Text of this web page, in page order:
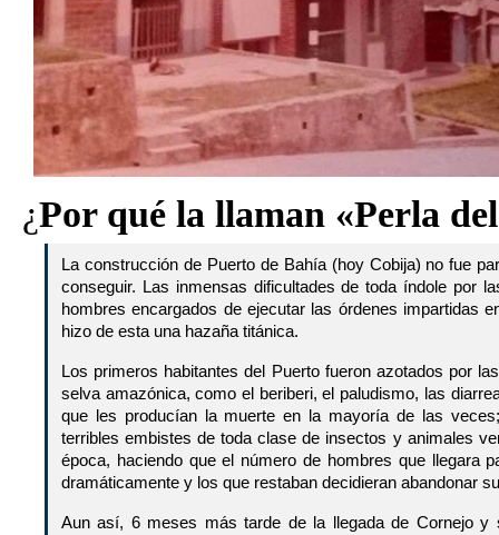
¿Por qué la llaman «Perla
La construcción de Puerto de Bahía (hoy Cobija) no fue
conseguir. Las inmensas dificultades de toda índole por
hombres encargados de ejecutar las órdenes impartidas
hizo de esta una hazaña titánica.
Los primeros habitantes del Puerto fueron azotados por
selva amazónica, como el beriberi, el paludismo, las
que les producían la muerte en la mayoría de las
terribles embistes de toda clase de insectos y animales
época, haciendo que el número de hombres que llegara
dramáticamente y los que restaban decidieran abandonar
Aun así, 6 meses más tarde de la llegada de Cornejo y